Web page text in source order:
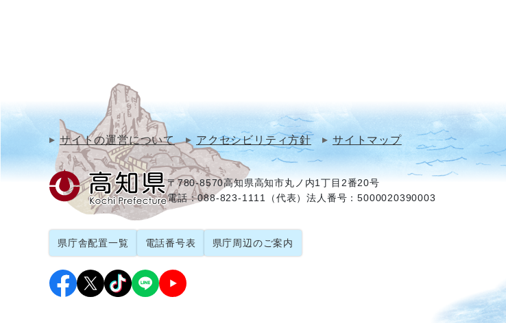
サイトの運営について アクセシビリティ方針 サイトマップ
〒780-8570高知県高知市丸ノ内1丁目2番20号
電話：088-823-1111（代表）法人番号：5000020390003
県庁舎配置一覧 電話番号表 県庁周辺のご案内